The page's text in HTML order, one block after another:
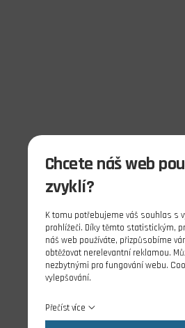
Chcete náš web
zvyklí?
K tomu potřebujeme váš souhlas s
prohlížeči. Díky těmto statistickým,
náš web používáte, přizpůsobíme
obtěžovat nerelevantní reklamou.
nezbytnými pro fungování webu.
vylepšování.
Přečíst více